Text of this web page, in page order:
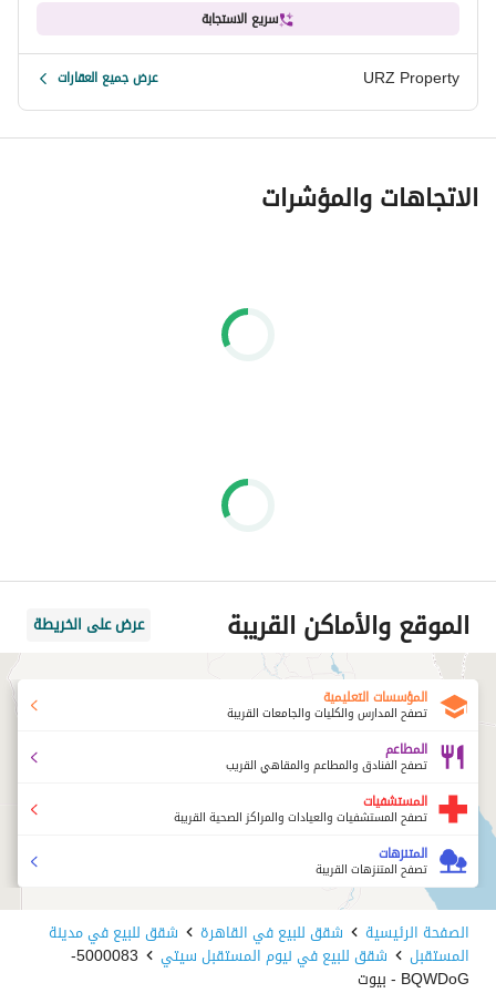
سريع الاستجابة
URZ Property عرض جميع العقارات
الاتجاهات والمؤشرات
الموقع والأماكن القريبة عرض على الخريطة
المؤسسات التعليمية
تصفح المدارس والكليات والجامعات القريبة
المطاعم
تصفح الفنادق والمطاعم والمقاهي القريب
المستشفيات
تصفح المستشفيات والعيادات والمراكز الصحية القريبة
المتنزهات
تصفح المتنزهات القريبة
الصفحة الرئيسية شقق للبيع في القاهرة شقق للبيع في مدينة
المستقبل شقق للبيع في نيوم المستقبل سيتي 5000083-
BQWDoG - بيوت